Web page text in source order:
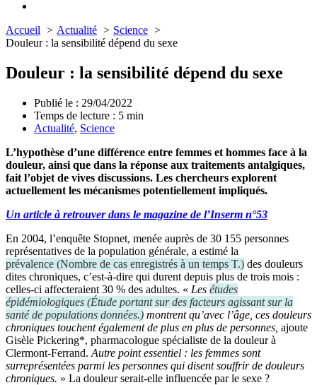
Accueil Actualité
Science
Douleur : la sensibilité dépend du sexe
Douleur : la sensibilité dépend du sexe
Publié le : 29/04/2022
Temps de lecture : 5 min
Actualité, Science
L’hypothèse d’une différence entre femmes et hommes face à la
douleur, ainsi que dans la réponse aux traitements antalgiques,
fait l’objet de vives discussions. Les chercheurs explorent
actuellement les mécanismes potentiellement impliqués.
Un article à retrouver dans le magazine de l’Inserm n°53
En 2004, l’enquête Stopnet, menée auprès de 30 155 personnes
représentatives de la population générale, a estimé la
prévalence (Nombre de cas enregistrés à un temps T.) des douleurs
dites chroniques, c’est-à-dire qui durent depuis plus de trois mois :
celles-ci affecteraient 30 % des adultes. « Les études
épidémiologiques (Étude portant sur des facteurs agissant sur la
santé de populations données.) montrent qu’avec l’âge, ces douleurs
chroniques touchent également de plus en plus de personnes, ajoute
Gisèle Pickering*, pharmacologue spécialiste de la douleur à
Clermont-Ferrand. Autre point essentiel : les femmes sont
surreprésentées parmi les personnes qui disent souffrir de douleurs
chroniques. » La douleur serait-elle influencée par le sexe ?